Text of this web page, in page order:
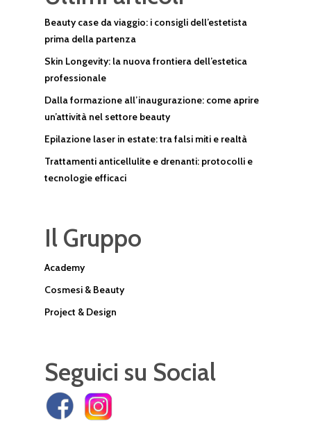
Beauty case da viaggio: i consigli dell’estetista
prima della partenza
Skin Longevity: la nuova frontiera dell’estetica
professionale
Dalla formazione all’inaugurazione: come aprire
un’attività nel settore beauty
Epilazione laser in estate: tra falsi miti e realtà
Trattamenti anticellulite e drenanti: protocolli e
tecnologie efficaci
Il Gruppo
Academy
Cosmesi & Beauty
Project & Design
Seguici su Social